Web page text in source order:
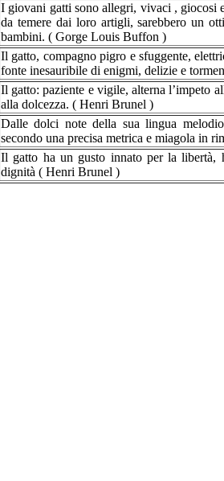
I giovani gatti sono allegri, vivaci , giocosi
da temere dai loro artigli, sarebbero un
bambini. ( Gorge Louis Buffon )
Il gatto, compagno pigro e sfuggente,
fonte inesauribile di enigmi, delizie e
Il gatto: paziente e vigile, alterna l’impeto
alla dolcezza. ( Henri Brunel )
Dalle dolci note della sua lingua
secondo una precisa metrica e miagola in
Il gatto ha un gusto innato per la libertà,
dignità ( Henri Brunel )